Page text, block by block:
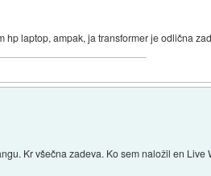
hp laptop, ampak, ja transformer je odlična
Kr všečna zadeva. Ko sem naložil en